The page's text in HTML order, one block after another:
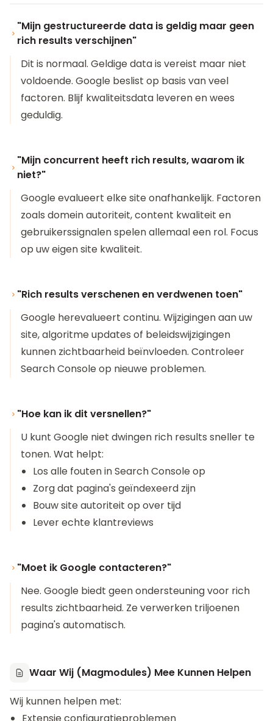
"Mijn gestructureerde data is geldig maar geen
rich results verschijnen"
Dit is normaal. Geldige data is vereist maar niet
voldoende. Google beslist op basis van veel
factoren. Blijf kwaliteitsdata leveren en wees
geduldig.
"Mijn concurrent heeft rich results, waarom ik
niet?"
Google evalueert elke site onafhankelijk. Factoren
zoals domein autoriteit, content kwaliteit en
gebruikerssignalen spelen allemaal een rol. Focus
op uw eigen site kwaliteit.
"Rich results verschenen en verdwenen toen"
Google herevalueert continu. Wijzigingen aan uw
site, algoritme updates of beleidswijzigingen
kunnen zichtbaarheid beïnvloeden. Controleer
Search Console op nieuwe problemen.
"Hoe kan ik dit versnellen?"
U kunt Google niet dwingen rich results sneller te
tonen. Wat helpt:
Los alle fouten in Search Console op
Zorg dat pagina's geïndexeerd zijn
Bouw site autoriteit op over tijd
Lever echte klantreviews
"Moet ik Google contacteren?"
Nee. Google biedt geen ondersteuning voor rich
results zichtbaarheid. Ze verwerken triljoenen
pagina's automatisch.
Waar Wij (Magmodules) Mee Kunnen Helpen
Wij kunnen helpen met: